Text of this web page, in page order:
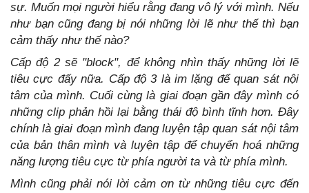
sự. Muốn mọi người hiểu rằng đang vô lý với mình. Nếu
như bạn cũng đang bị nói những lời lẽ như thế thì bạn
cảm thấy như thế nào?
Cấp độ 2 sẽ "block", để không nhìn thấy những lời lẽ
tiêu cực đấy nữa. Cấp độ 3 là im lặng để quan sát nội
tâm của mình. Cuối cùng là giai đoạn gần đây mình có
những clip phản hồi lại bằng thái độ bình tĩnh hơn. Đây
chính là giai đoạn mình đang luyện tập quan sát nội tâm
của bản thân mình và luyện tập để chuyển hoá những
năng lượng tiêu cực từ phía người ta và từ phía mình.
Mình cũng phải nói lời cảm ơn từ những tiêu cực đến